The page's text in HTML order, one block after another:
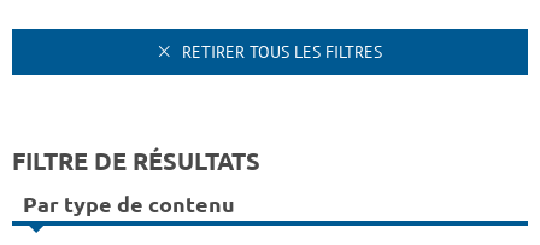
RETIRER TOUS LES FILTRES
FILTRE DE RÉSULTATS
Par type de contenu